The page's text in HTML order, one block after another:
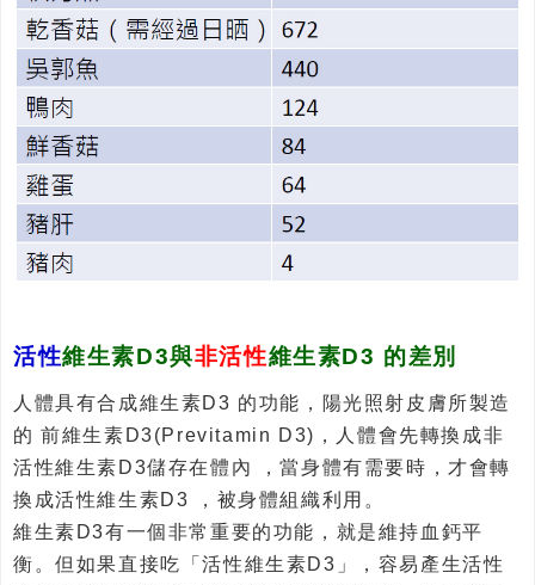
活性維生素D3與非活性維生素D3 的差別
人體具有合成維生素D3 的功能，陽光照射皮膚所製造
的 前維生素D3(Previtamin D3)，人體會先轉換成非
活性維生素D3儲存在體內 ，當身體有需要時，才會轉
換成活性維生素D3 ，被身體組織利用。
維生素D3有一個非常重要的功能，就是維持血鈣平
衡。但如果直接吃「活性維生素D3」，容易產生活性